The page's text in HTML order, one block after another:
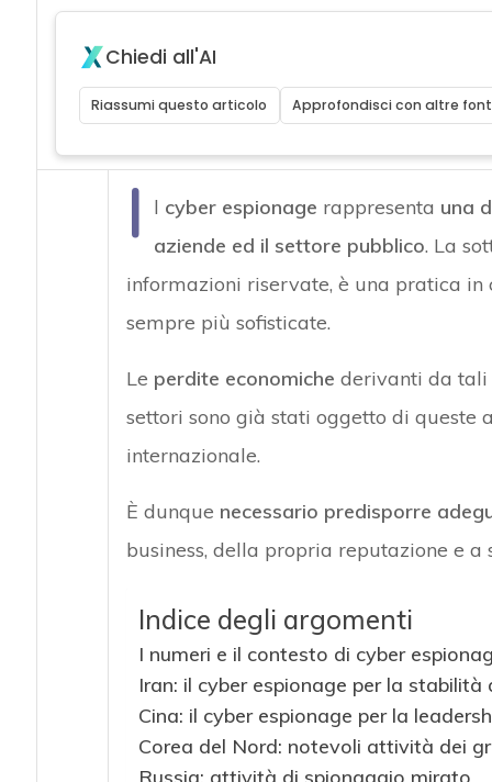
Chiedi all'AI
Riassumi questo articolo Approfondisci con altre
I l cyber espionage rappresenta una
aziende ed il settore pubblico. La
informazioni riservate, è una pratica
sempre più sofisticate.
Le perdite economiche derivanti da tali
settori sono già stati oggetto di queste
internazionale.
È dunque necessario predisporre
business, della propria reputazione e a
Indice degli argomenti
I numeri e il contesto di cyber
Iran: il cyber espionage per la stabilità
Cina: il cyber espionage per la
Corea del Nord: notevoli attività dei
Russia: attività di spionaggio mirato